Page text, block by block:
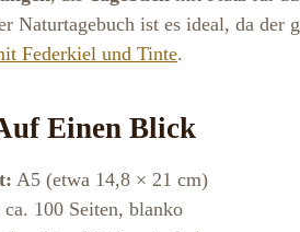
Naturtagebuch ist es ideal, da
Federkiel und Tinte.
Einen Blick
A5 (etwa 14,8 × 21 cm)
ca. 100 Seiten, blanko